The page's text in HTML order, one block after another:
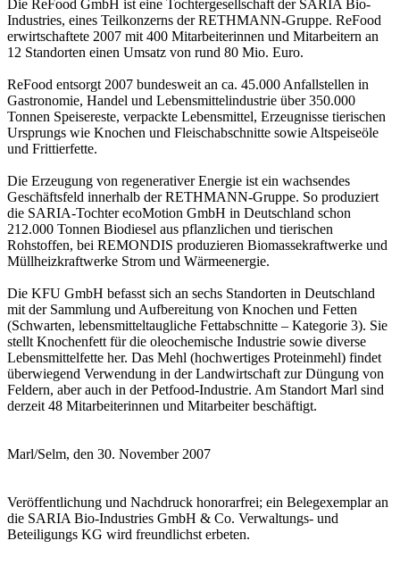
Die ReFood GmbH ist eine Tochtergesellschaft der SARIA Bio-
Industries, eines Teilkonzerns der RETHMANN-Gruppe. ReFood
erwirtschaftete 2007 mit 400 Mitarbeiterinnen und Mitarbeitern an
12 Standorten einen Umsatz von rund 80 Mio. Euro.
ReFood entsorgt 2007 bundesweit an ca. 45.000 Anfallstellen in
Gastronomie, Handel und Lebensmittelindustrie über 350.000
Tonnen Speisereste, verpackte Lebensmittel, Erzeugnisse tierischen
Ursprungs wie Knochen und Fleischabschnitte sowie Altspeiseöle
und Frittierfette.
Die Erzeugung von regenerativer Energie ist ein wachsendes
Geschäftsfeld innerhalb der RETHMANN-Gruppe. So produziert
die SARIA-Tochter ecoMotion GmbH in Deutschland schon
212.000 Tonnen Biodiesel aus pflanzlichen und tierischen
Rohstoffen, bei REMONDIS produzieren Biomassekraftwerke und
Müllheizkraftwerke Strom und Wärmeenergie.
Die KFU GmbH befasst sich an sechs Standorten in Deutschland
mit der Sammlung und Aufbereitung von Knochen und Fetten
(Schwarten, lebensmitteltaugliche Fettabschnitte – Kategorie 3). Sie
stellt Knochenfett für die oleochemische Industrie sowie diverse
Lebensmittelfette her. Das Mehl (hochwertiges Proteinmehl) findet
überwiegend Verwendung in der Landwirtschaft zur Düngung von
Feldern, aber auch in der Petfood-Industrie. Am Standort Marl sind
derzeit 48 Mitarbeiterinnen und Mitarbeiter beschäftigt.
Marl/Selm, den 30. November 2007
Veröffentlichung und Nachdruck honorarfrei; ein Belegexemplar an
die SARIA Bio-Industries GmbH & Co. Verwaltungs- und
Beteiligungs KG wird freundlichst erbeten.